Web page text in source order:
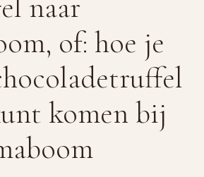
of: hoe je
komen bij